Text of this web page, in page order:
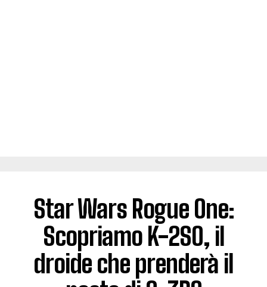
Star Wars Rogue One:
Scopriamo K-2SO, il
droide che prenderà il